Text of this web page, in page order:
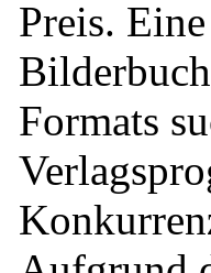
Preis. Eine
Formats